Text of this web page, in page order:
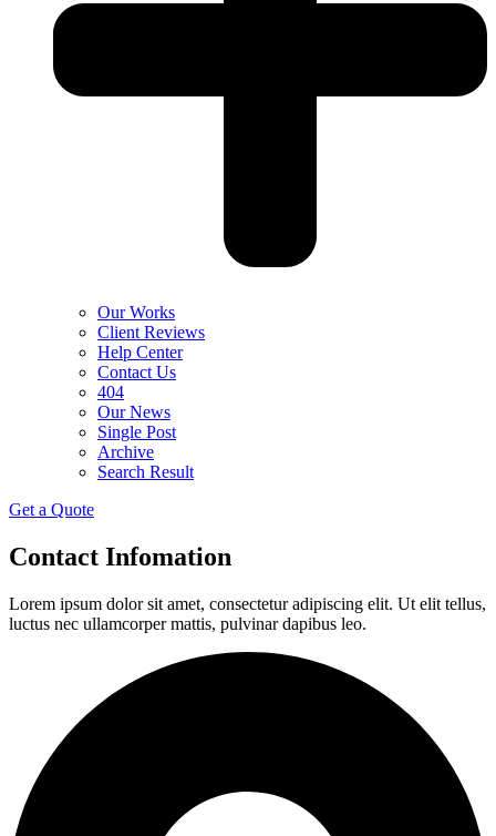
Our Works
Client Reviews
Help Center
Contact Us
404
Our News
Single Post
Archive
Search Result
Get a Quote
Contact Infomation
Lorem ipsum dolor sit amet, consectetur adipiscing elit. Ut elit tellus,
luctus nec ullamcorper mattis, pulvinar dapibus leo.